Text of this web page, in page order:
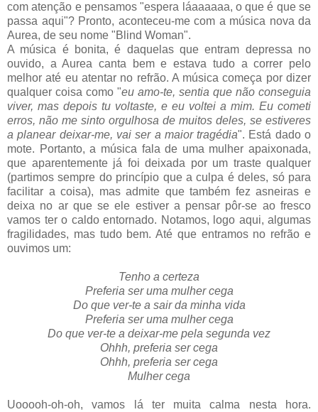
com atenção e pensamos "espera láaaaaaa, o que é que se
passa aqui"? Pronto, aconteceu-me com a música nova da
Aurea, de seu nome "Blind Woman".
A música é bonita, é daquelas que entram depressa no
ouvido, a Aurea canta bem e estava tudo a correr pelo
melhor até eu atentar no refrão. A música começa por dizer
qualquer coisa como "eu amo-te, sentia que não conseguia
viver, mas depois tu voltaste, e eu voltei a mim. Eu cometi
erros, não me sinto orgulhosa de muitos deles, se estiveres
a planear deixar-me, vai ser a maior tragédia". Está dado o
mote. Portanto, a música fala de uma mulher apaixonada,
que aparentemente já foi deixada por um traste qualquer
(partimos sempre do princípio que a culpa é deles, só para
facilitar a coisa), mas admite que também fez asneiras e
deixa no ar que se ele estiver a pensar pôr-se ao fresco
vamos ter o caldo entornado. Notamos, logo aqui, algumas
fragilidades, mas tudo bem. Até que entramos no refrão e
ouvimos um:
Tenho a certeza
Preferia ser uma mulher cega
Do que ver-te a sair da minha vida
Preferia ser uma mulher cega
Do que ver-te a deixar-me pela segunda vez
Ohhh, preferia ser cega
Ohhh, preferia ser cega
Mulher cega
Uooooh-oh-oh, vamos lá ter muita calma nesta hora.